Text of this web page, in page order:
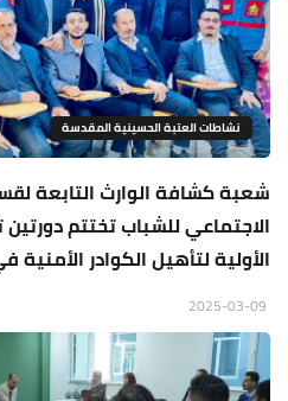
نشاطات العتبة الحسينية المقدسة
شعبة كشافة الوارث التابعة
الاجتماعي للشباب تختتم
الأولية لتأهيل الكوادر